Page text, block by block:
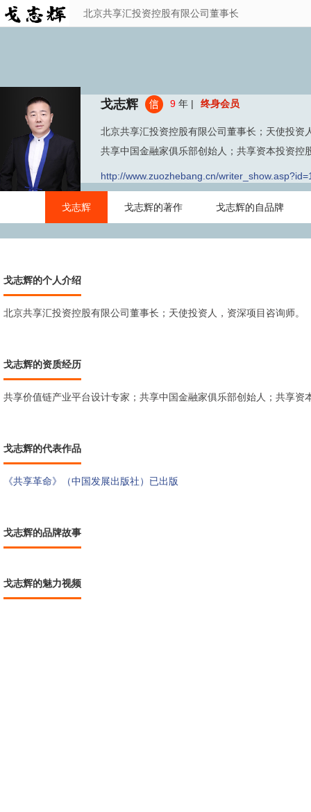
北京共享汇投资控股有限公司董事长
戈志辉 9 年 | 终身会员
北京共享汇投资控股有限公司董事长；天使投
共享中国金融家俱乐部创始人；共享资本投资控
http://www.zuozhebang.cn/
戈志辉 戈志辉的著作 戈志辉的自品牌
戈志辉的个人介绍
北京共享汇投资控股有限公司董事长；天使投资人，资深项目咨询师。
戈志辉的资质经历
共享价值链产业平台设计专家；共享中国金融家俱乐部创始人；共享资
戈志辉的代表作品
《共享革命》（中国发展出版社）已出版
戈志辉的品牌故事
戈志辉的魅力视频